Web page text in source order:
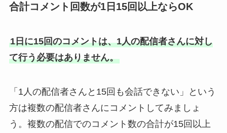
合計コメント回数が1日15回以上ならOK
1日に15回のコメントは、1人の配信者さんに対し
て行う必要はありません。
「1人の配信者さんと15回も会話できない」という
方は複数の配信者さんにコメントしてみましょ
う。複数の配信でのコメント数の合計が15回以上